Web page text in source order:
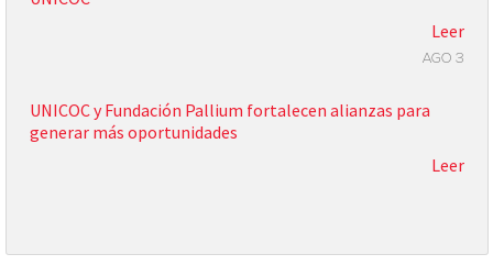
Leer
AGO 3
UNICOC y Fundación Pallium fortalecen alianzas para
generar más oportunidades
Leer